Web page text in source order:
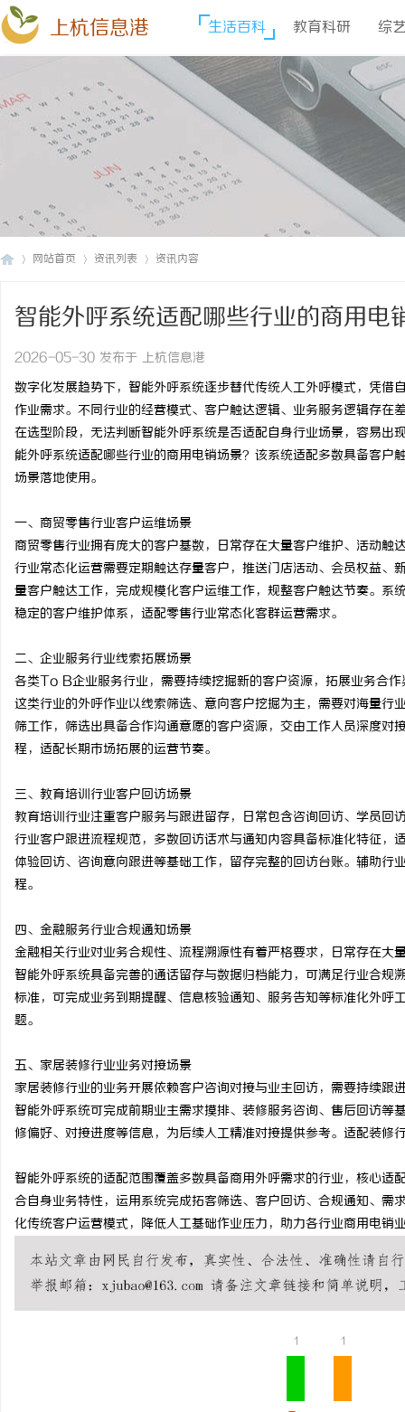
上杭信息港 生活百科 教育科研 综
网站首页 资讯列表 资讯内容
智能外呼系统适配哪些行业的商用电
2026-05-30 发布于 上杭信息港
数字化发展趋势下，智能外呼系统逐步替代传统人工外呼模式，凭
作业需求。不同行业的经营模式、客户触达逻辑、业务服务逻辑存
在选型阶段，无法判断智能外呼系统是否适配自身行业场景，容易
能外呼系统适配哪些行业的商用电销场景？该系统适配多数具备客
场景落地使用。
一、商贸零售行业客户运维场景
商贸零售行业拥有庞大的客户基数，日常存在大量客户维护、活动触
行业常态化运营需要定期触达存量客户，推送门店活动、会员权益
量客户触达工作，完成规模化客户运维工作，规整客户触达节奏。
稳定的客户维护体系，适配零售行业常态化客群运营需求。
二、企业服务行业线索拓展场景
各类 To B企业服务行业，需要持续挖掘新的客户资源，拓展业务合
这类行业的外呼作业以线索筛选、意向客户挖掘为主，需要对海量
筛工作，筛选出具备合作沟通意愿的客户资源，交由工作人员深度
程，适配长期市场拓展的运营节奏。
三、教育培训行业客户回访场景
教育培训行业注重客户服务与跟进留存，日常包含咨询回访、学员回
行业客户跟进流程规范，多数回访话术与通知内容具备标准化特征
体验回访、咨询意向跟进等基础工作，留存完整的回访台账。辅助
程。
四、金融服务行业合规通知场景
金融相关行业对业务合规性、流程溯源性有着严格要求，日常存在大
智能外呼系统具备完善的通话留存与数据归档能力，可满足行业合
标准，可完成业务到期提醒、信息核验通知、服务告知等标准化外
题。
五、家居装修行业业务对接场景
家居装修行业的业务开展依赖客户咨询对接与业主回访，需要持续跟
智能外呼系统可完成前期业主需求摸排、装修服务咨询、售后回访
修偏好、对接进度等信息，为后续人工精准对接提供参考。适配装
智能外呼系统的适配范围覆盖多数具备商用外呼需求的行业，核心
合自身业务特性，运用系统完成拓客筛选、客户回访、合规通知、
化传统客户运营模式，降低人工基础作业压力，助力各行业商用电销
1 1
锡条，焊锡球，焊锡丝
6337锡条，巨一，焊锡